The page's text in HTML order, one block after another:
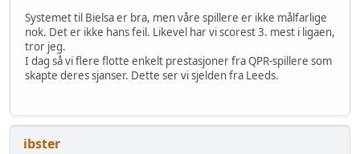
Systemet til Bielsa er bra, men våre spillere er ikke målfarlige
nok. Det er ikke hans feil. Likevel har vi scorest 3. mest i ligaen,
tror jeg.
I dag så vi flere flotte enkelt prestasjoner fra QPR-spillere som
skapte deres sjanser. Dette ser vi sjelden fra Leeds.
ibster